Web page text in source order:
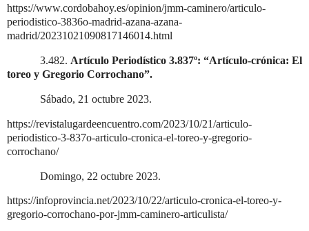
https://www.cordobahoy.es/opinion/jmm-caminero/articulo-
periodistico-3836o-madrid-azana-azana-
madrid/20231021090817146014.html
3.482. Artículo Periodístico 3.837º: “Artículo-crónica: El
toreo y Gregorio Corrochano”.
Sábado, 21 octubre 2023.
https://revistalugardeencuentro.com/2023/10/21/articulo-
periodistico-3-837o-articulo-cronica-el-toreo-y-gregorio-
corrochano/
Domingo, 22 octubre 2023.
https://infoprovincia.net/2023/10/22/articulo-cronica-el-toreo-y-
gregorio-corrochano-por-jmm-caminero-articulista/